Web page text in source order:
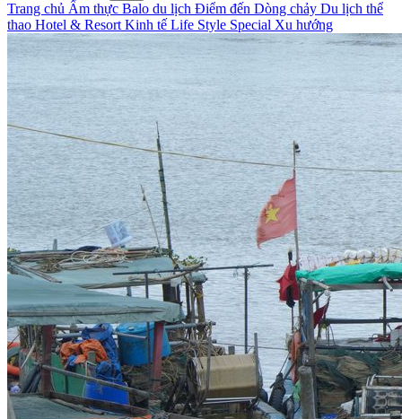
Trang chủ Ẩm thực Balo du lịch Điểm đến Dòng chảy Du lịch thể
thao Hotel & Resort Kinh tế Life Style Special Xu hướng